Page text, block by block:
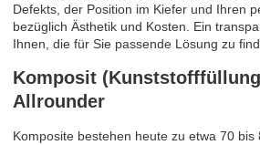
Defekts, der Position im Kiefer und Ihren
bezüglich Ästhetik und Kosten. Ein
Ihnen, die für Sie passende Lösung zu
Komposit
Allrounder
Komposite bestehen heute zu etwa 70 bis